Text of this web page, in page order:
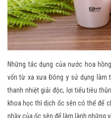
Những tác dụng của nước hoa
vốn từ xa xưa Đông y sử dụng làm
thanh nhiệt giải độc, lợi tiểu tiêu
khoa học thì dịch ốc sên có thể để
nhầy của ốc sên để làm lành những